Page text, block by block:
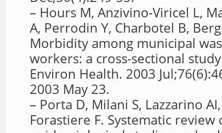
– Hours M, Anzivino-Viricel L,
A, Perrodin Y, Charbotel B,
Morbidity among municipal
workers: a cross-sectional
Environ Health. 2003
2003 May 23.
– Porta D, Milani S, Lazzarino
Forastiere F. Systematic review